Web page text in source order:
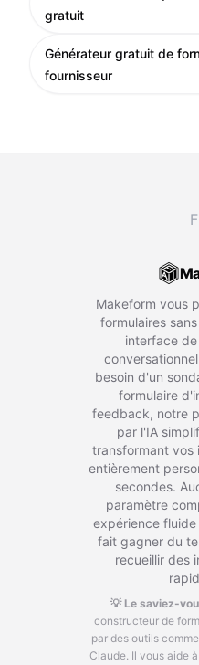
gratuit
Générateur gratuit de
fournisseur
Makeform vous
formulaires
interface
besoin d'un
formulaire
feedback, notre
par l'IA
transformant vos
entièrement
secondes.
paramètre
expérience
fait gagner du
recueillir des
💡 Le saviez-
constructeur de
par des outils
Claude. Il vous aide